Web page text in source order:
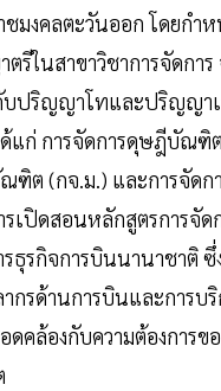
ชมงคลตะวันออก โดยก
รีในสาขาวิชาการจัดกา
บปริญญาโทและปริญญา
แก่ การจัดการดุษฎีบัณฑิ
ฑิต (กจ.ม.) และการจัด
รเปิดสอนหลักสูตรการจั
รธุรกิจการบินนานาชาติ
กรด้านการบินและการบริ
ดคล้องกับความต้องการข